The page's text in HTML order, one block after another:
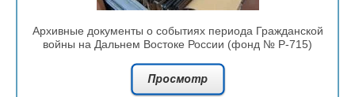
Архивные документы о событиях периода Гражданской
войны на Дальнем Востоке России (фонд № Р-715)